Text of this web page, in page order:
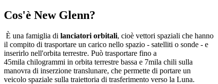
Cos'è New Glenn?
È una famiglia di lanciatori orbitali, cioè vettori spaziali che hanno
il compito di trasportare un carico nello spazio - satelliti o sonde - e
inserirlo nell'orbita terrestre. Può trasportare fino a
45mila chilogrammi in orbita terrestre bassa e 7mila chili sulla
manovra di inserzione translunare, che permette di portare un
veicolo spaziale sulla traiettoria di trasferimento verso la Luna.